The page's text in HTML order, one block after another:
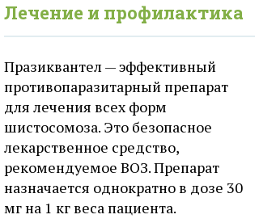
Лечение и профилактика
Празиквантел — эффективный
противопаразитарный препарат
для лечения всех форм
шистосомоза. Это безопасное
лекарственное средство,
рекомендуемое ВОЗ. Препарат
назначается однократно в дозе 30
мг на 1 кг веса пациента.